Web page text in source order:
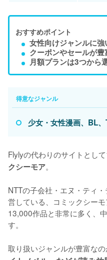
おすすめポイント
女性向けジャンルに強
クーポンやセールが豊
月額プランは3つから
得意なジャンル
少女・女性漫画、BL
Flylyの代わりのサイトとし
クシーモア。
NTTの子会社・エヌ・ティ
営している、コミックシー
13,000作品と非常に多く、
す。
取り扱いジャンルが豊富なの